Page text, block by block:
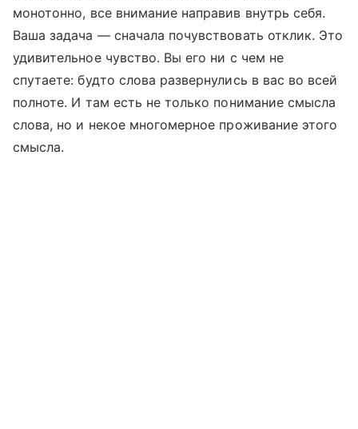
монотонно, все внимание направив внутрь себя.
Ваша задача — сначала почувствовать отклик. Это
удивительное чувство. Вы его ни с чем не
спутаете: будто слова развернулись в вас во всей
полноте. И там есть не только понимание смысла
слова, но и некое многомерное проживание этого
смысла.